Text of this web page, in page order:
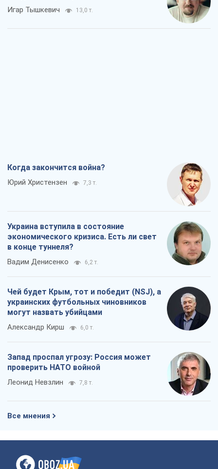
Игар Тышкевич 13,0 т.
Когда закончится война?
Юрий Христензен 7,3 т.
Украина вступила в состояние
экономического кризиса. Есть ли свет
в конце туннеля?
Вадим Денисенко 6,2 т.
Чей будет Крым, тот и победит (NSJ), а
украинских футбольных чиновников
могут назвать убийцами
Александр Кирш 6,0 т.
Запад проспал угрозу: Россия может
проверить НАТО войной
Леонид Невзлин 7,8 т.
Все мнения